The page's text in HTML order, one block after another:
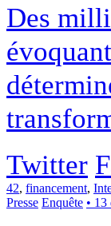
Des
Twitter
42, financement,
Presse Enquête • 13